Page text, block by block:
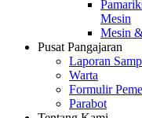
Mesin
Mesin
Pusat Pangajaran
Laporan
Warta
Formulir
Parabot